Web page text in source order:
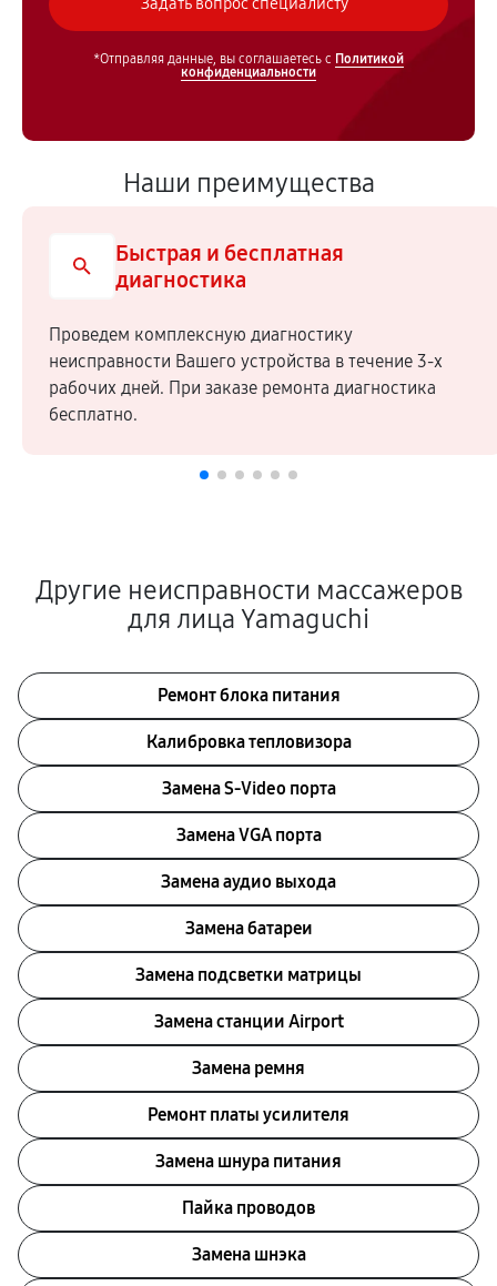
*Отправляя данные, вы соглашаетесь с Политикой
конфиденциальности
Наши преимущества
Быстрая и бесплатная
диагностика
Проведем комплексную диагностику
неисправности Вашего устройства в течение 3-х
рабочих дней. При заказе ремонта диагностика
бесплатно.
Другие неисправности массажеров
для лица Yamaguchi
Ремонт блока питания
Калибровка тепловизора
Замена S-Video порта
Замена VGA порта
Замена аудио выхода
Замена батареи
Замена подсветки матрицы
Замена станции Airport
Замена ремня
Ремонт платы усилителя
Замена шнура питания
Пайка проводов
Замена шнэка